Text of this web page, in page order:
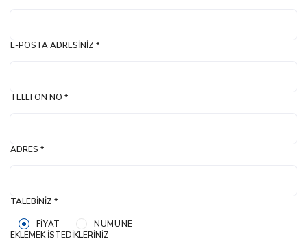
E-POSTA ADRESINIZ *
TELEFON NO *
ADRES *
TALEBINIZ *
FIYAT
NUMUNE
EKLEMEK İSTEDIKLERINIZ